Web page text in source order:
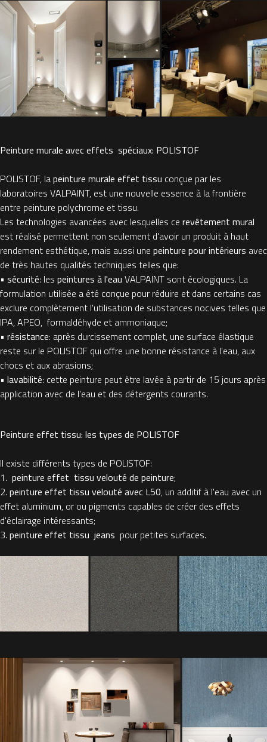
Peinture murale avec effets spéciaux: POLISTOF
POLISTOF, lapeinture murale effet tissu conçue par les
laboratoires VALPAINT, est une nouvelle essence à la frontière
entre peinture polychrome et tissu.
Les technologies avancées avec lesquelles ce revêtement mural
est réalisé permettent non seulement d'avoir un produit à haut
rendement esthétique, mais aussi une peinture pour intérieurs avec
de très hautes qualités techniques telles que:
• sécurité: les peintures à l'eau VALPAINT sont écologiques. La
formulation utilisée a été conçue pour réduire et dans certains cas
exclure complètement l'utilisation de substances nocives telles que
IPA, APEO, formaldéhyde et ammoniaque;
• résistance: après durcissement complet, une surface élastique
reste sur le POLISTOF qui offre une bonne résistance à l'eau, aux
chocs et aux abrasions;
• lavabilité: cette peinture peut être lavée à partir de 15 jours après
application avec de l'eau et des détergents courants.
Peinture effet tissu: les types de POLISTOF
Il existe différents types de POLISTOF:
1. peinture effet tissu velouté de peinture;
2. peinture effet tissu velouté avec L50, un additif à l'eau avec un
effet aluminium, or ou pigments capables de créer des effets
d'éclairage intéressants;
3. peinture effet tissu jeans pour petites surfaces.